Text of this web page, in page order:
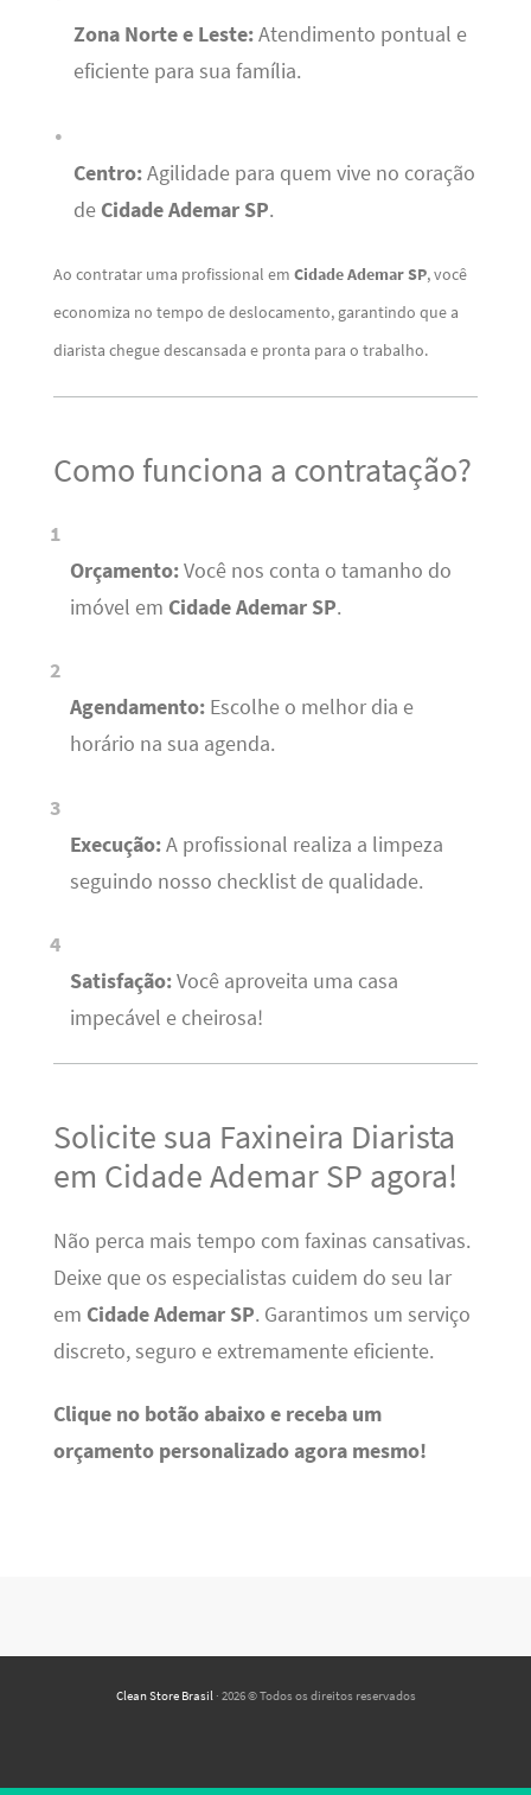
Zona Norte e Leste:Atendimento pontual e
eficiente para sua família.
Centro:Agilidade para quem vive no coração
de Cidade Ademar SP.
Ao contratar uma profissional em Cidade Ademar SP, você
economiza no tempo de deslocamento, garantindo que a
diarista chegue descansada e pronta para o trabalho.
Como funciona a contratação?
Orçamento:Você nos conta o tamanho do
imóvel em Cidade Ademar SP.
Agendamento:Escolhe o melhor dia e
horário na sua agenda.
Execução:A profissional realiza a limpeza
seguindo nosso checklist de qualidade.
Satisfação:Você aproveita uma casa
impecável e cheirosa!
Solicite sua Faxineira Diarista
em Cidade Ademar SP agora!
Não perca mais tempo com faxinas cansativas.
Deixe que os especialistas cuidem do seu lar
em Cidade Ademar SP. Garantimos um serviço
discreto, seguro e extremamente eficiente.
Clique no botão abaixo e receba um
orçamento personalizado agora mesmo!
Clean Store Brasil· 2026 © Todos os direitos reservados